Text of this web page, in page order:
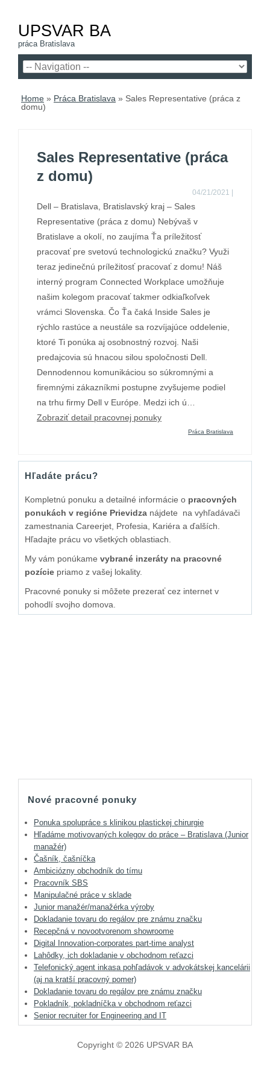
UPSVAR BA
práca Bratislava
Home » Práca Bratislava » Sales Representative (práca z
domu)
Sales Representative (práca
z domu)
04/21/2021
Dell – Bratislava, Bratislavský kraj – Sales
Representative (práca z domu) Nebývaš v
Bratislave a okolí, no zaujíma Ťa príležitosť
pracovať pre svetovú technologickú značku? Využi
teraz jedinečnú príležitosť pracovať z domu! Náš
interný program Connected Workplace umožňuje
našim kolegom pracovať takmer odkiaľkoľvek
vrámci Slovenska. Čo Ťa čaká Inside Sales je
rýchlo rastúce a neustále sa rozvíjajúce oddelenie,
ktoré Ti ponúka aj osobnostný rozvoj. Naši
predajcovia sú hnacou silou spoločnosti Dell.
Dennodennou komunikáciou so súkromnými a
firemnými zákazníkmi postupne zvyšujeme podiel
na trhu firmy Dell v Európe. Medzi ich ú…
Zobraziť detail pracovnej ponuky
Práca Bratislava
Hľadáte prácu?
Kompletnú ponuku a detailné informácie o pracovných
ponukách v regióne Prievidza nájdete na vyhľadávači
zamestnania Careerjet, Profesia, Kariéra a ďalších.
Hľadajte prácu vo všetkých oblastiach.
My vám ponúkame vybrané inzeráty na pracovné
pozície priamo z vašej lokality.
Pracovné ponuky si môžete prezerať cez internet v
pohodlí svojho domova.
Nové pracovné ponuky
Ponuka spolupráce s klinikou plastickej chirurgie
Hľadáme motivovaných kolegov do práce – Bratislava (Junior
manažér)
Čašník, čašníčka
Ambiciózny obchodník do tímu
Pracovník SBS
Manipulačné práce v sklade
Junior manažér/manažérka výroby
Dokladanie tovaru do regálov pre známu značku
Recepčná v novootvorenom showroome
Digital Innovation-corporates part-time analyst
Lahôdky, ich dokladanie v obchodnom reťazci
Telefonický agent inkasa pohľadávok v advokátskej kancelárii
(aj na kratší pracovný pomer)
Dokladanie tovaru do regálov pre známu značku
Pokladník, pokladníčka v obchodnom reťazci
Senior recruiter for Engineering and IT
Copyright © 2026 UPSVAR BA